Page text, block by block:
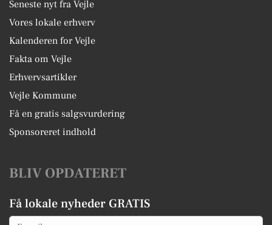
Seneste nyt fra Vejle
Vores lokale erhverv
Kalenderen for Vejle
Fakta om Vejle
Erhvervsartikler
Vejle Kommune
Få en gratis salgsvurdering
Sponsoreret indhold
BLIV OPDATERET
Få lokale nyheder GRATIS
Email